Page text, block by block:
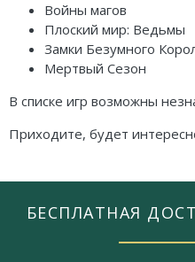
Войны магов
Плоский мир: Ведьмы
Замки Безумного
Мертвый Сезон
В списке игр возможны
Приходите, будет
БЕСПЛАТНАЯ